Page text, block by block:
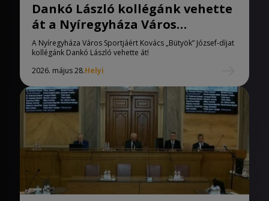
Dankó László kollégánk vehette
át a Nyíregyháza Város
Sportjáért Kovács „Bütyök”
József-díjat
A Nyíregyháza Város Sportjáért Kovács „Bütyök” József-díjat
kollégánk Dankó László vehette át!
2026. május 28.Helyi